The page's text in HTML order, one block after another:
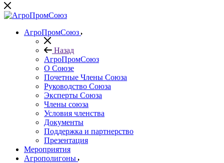
АгроПромСоюз
Назад
АгроПромСоюз
О Союзе
Почетные Члены Союза
Руководство Союза
Эксперты Союза
Члены союза
Условия членства
Документы
Поддержка и партнерство
Презентация
Мероприятия
Агрополигоны